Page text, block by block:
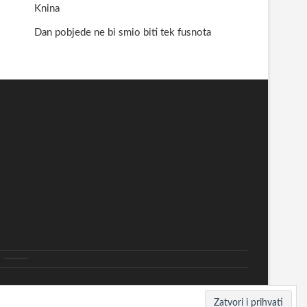
Knina
Dan pobjede ne bi smio biti tek fusnota